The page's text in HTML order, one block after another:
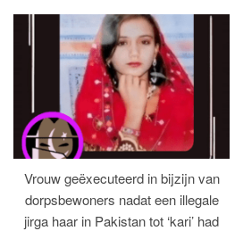
Vrouw geëxecuteerd in bijzijn van
dorpsbewoners nadat een illegale
jirga haar in Pakistan tot ‘kari’ had